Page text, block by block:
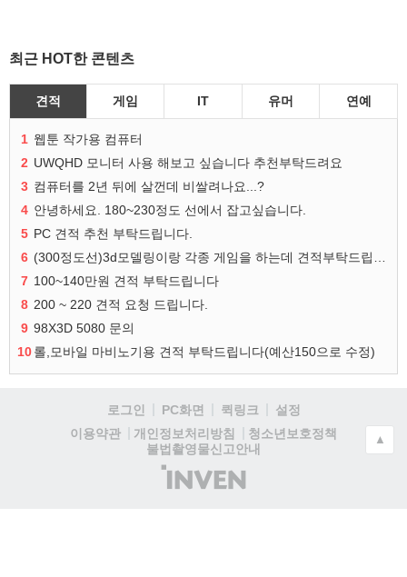
최근 HOT한 콘텐츠
견적 게임 IT 유머 연예
1 웹툰 작가용 컴퓨터
2 UWQHD 모니터 사용 해보고 싶습니다 추천부탁드려요
3 컴퓨터를 2년 뒤에 살껀데 비쌀려나요...?
4 안녕하세요. 180~230정도 선에서 잡고싶습니다.
5 PC 견적 추천 부탁드립니다.
6
7 100~140만원 견적 부탁드립니다
8 200 ~ 220 견적 요청 드립니다.
9 98X3D 5080 문의
10롤,모바일 마비노기용 견적 부탁드립니다(예산150으로 수정)
로그인 PC화면 퀵링크
설정
이용약관
개인정보처리방침
청소년보호정책
불법촬영물신고안내
(주)
인
▲